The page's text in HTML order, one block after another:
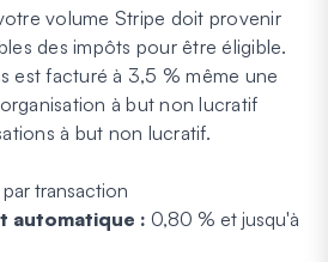
volume Stripe doit provenir
des impôts pour être éligible.
est facturé à 3,5 % même une
à but non lucratif
à but non lucratif.
transaction
automatique : 0,80 % et jusqu'à